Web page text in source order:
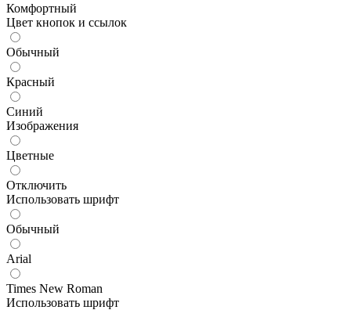
Комфортный
Цвет кнопок и ссылок
Обычный
Красный
Синий
Изображения
Цветные
Отключить
Использовать шрифт
Обычный
Arial
Times New Roman
Использовать шрифт